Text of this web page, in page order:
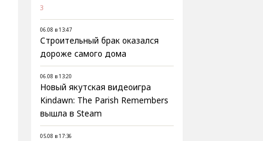
3
06.08 в 13:47
Строительный брак оказался
дороже самого дома
06.08 в 13:20
Новый якутская видеоигра
Kindawn: The Parish Remembers
вышла в Steam
05.08 в 17:36